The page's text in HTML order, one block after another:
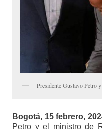
Presidente Gustavo
Bogotá, 15 febrero,
Petro y el ministro de